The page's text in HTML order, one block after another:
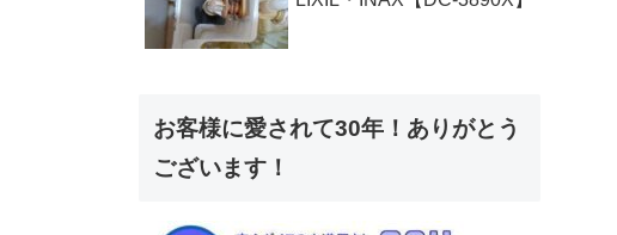
お客様に愛されて30年！ありがとう
ございます！